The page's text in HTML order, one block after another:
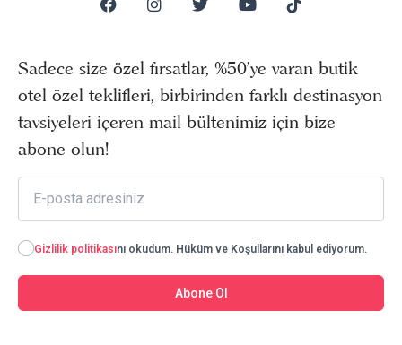
Sadece size özel fırsatlar, %50’ye varan butik
otel özel teklifleri, birbirinden farklı destinasyon
tavsiyeleri içeren mail bültenimiz için bize
abone olun!
Gizlilik politikasını okudum. Hüküm ve Koşullarını kabul ediyorum.
Abone Ol